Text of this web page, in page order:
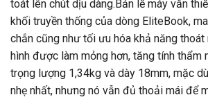
toát lên chút dịu dàng.Bản lề máy vẫn
khối truyền thống của dòng EliteBook,
chắn cũng như tối ưu hóa khả năng thoát
hình được làm mỏng hơn, tăng tính thẩm
trọng lượng 1,34kg và dày 18mm, mặc
nhẹ nhất, nhưng nó vẫn đủ thoải mái để